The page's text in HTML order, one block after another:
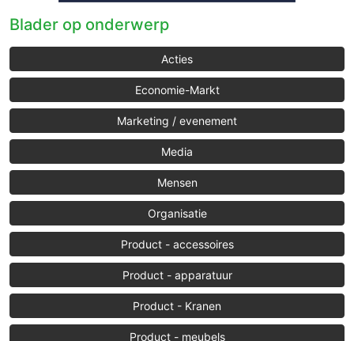
Blader op onderwerp
Acties
Economie-Markt
Marketing / evenement
Media
Mensen
Organisatie
Product - accessoires
Product - apparatuur
Product - Kranen
Product - meubels